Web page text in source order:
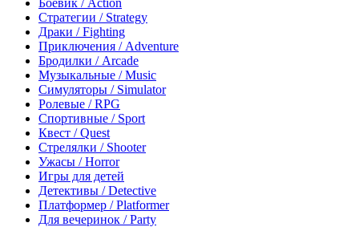
Боевик / Action
Стратегии / Strategy
Драки / Fighting
Приключения / Adventure
Бродилки / Arcade
Музыкальные / Music
Симуляторы / Simulator
Ролевые / RPG
Спортивные / Sport
Квест / Quest
Стрелялки / Shooter
Ужасы / Horror
Игры для детей
Детективы / Detective
Платформер / Platformer
Для вечеринок / Party